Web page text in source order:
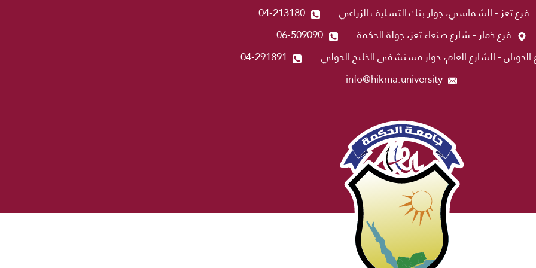
فرع تعز - الشماسي، جوار بنك التسليف الزراعي
04-213180
فرع ذمار - شارع صنعاء تعز، جولة الحكمة
06-509090
الحوبان - الشارع العام، جوار مستشفى الخليج الدولي
04-291891
info@hikma.university